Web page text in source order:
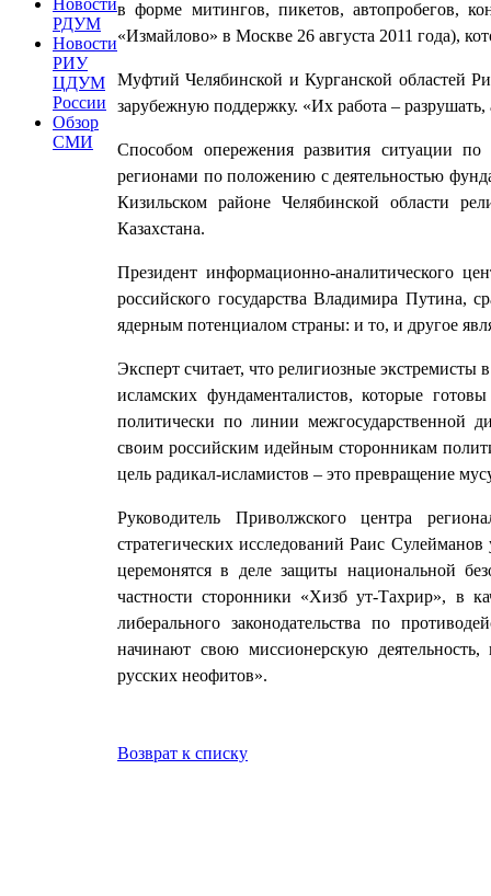
Новости
РДУМ
Новости
РИУ
ЦДУМ
России
Обзор
СМИ
в форме митингов, пикетов, автопробегов,
«Измайлово» в Москве 26 августа 2011 года),
Муфтий Челябинской и Курганской областей
зарубежную поддержку. «Их работа –
Способом опережения развития ситуации
регионами по положению с деятельностью
Кизильском районе Челябинской области
Казахстана.
Президент информационно-аналитического
российского государства Владимира Путина,
ядерным потенциалом страны: и то, и другое
Эксперт считает, что религиозные
исламских фундаменталистов, которые
политически по линии межгосударственной
своим российским идейным сторонникам
цель радикал-исламистов – это превращение
Руководитель Приволжского центра
стратегических исследований Раис
церемонятся в деле защиты национальной
частности сторонники «Хизб ут-Тахрир», в
либерального законодательства по
начинают свою миссионерскую
русских неофитов».
Возврат к списку